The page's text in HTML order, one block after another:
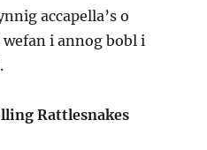
accapella’s o
i annog bobl i
Rattlesnakes